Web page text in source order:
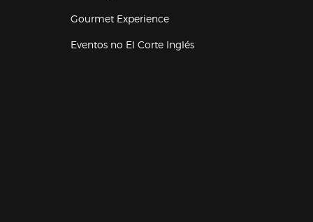
Gourmet Experience
Eventos no El Corte Inglés